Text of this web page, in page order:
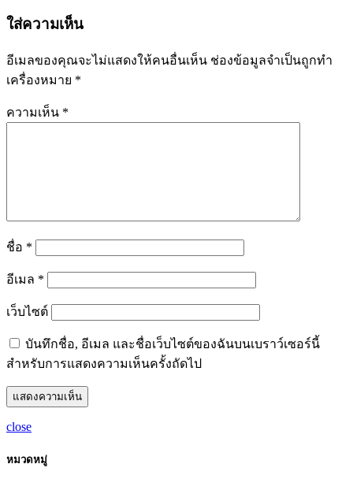
ใส่ความเห็น
อีเมลของคุณจะไม่แสดงให้คนอื่นเห็น ช่องข้อมูลจำเป็นถูกทำ
เครื่องหมาย *
ความเห็น *
ชื่อ *
อีเมล *
เว็บไซต์
บันทึกชื่อ, อีเมล และชื่อเว็บไซต์ของฉันบนเบราว์เซอร์นี้
สำหรับการแสดงความเห็นครั้งถัดไป
close
หมวดหมู่